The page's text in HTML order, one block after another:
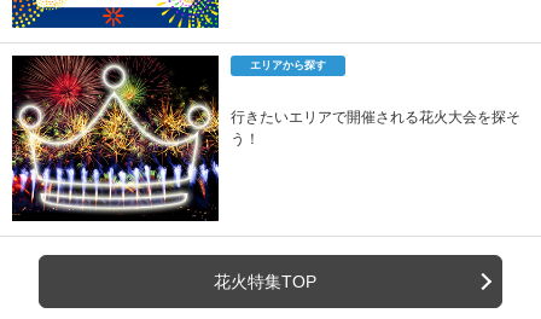
エリアから探す
行きたいエリアで開催される花火大会を探そ
う！
花火特集TOP